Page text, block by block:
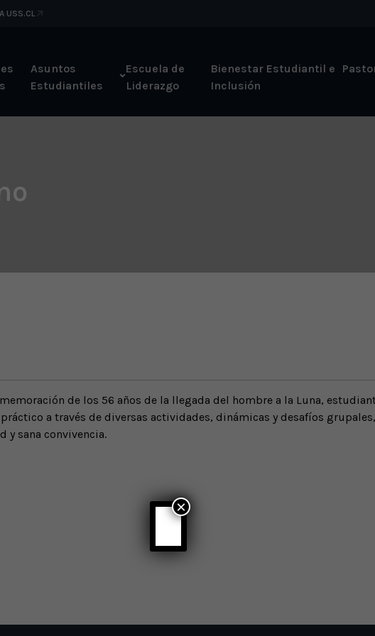
USS.CL
Asuntos
Estudiantiles
Escuela de
Liderazgo
Bienestar Estudiantil e
Inclusión
de los 56 años de la llegada del hombre a la Luna,
a través de diversas actividades, dinámicas y desafíos
y sana convivencia.
×